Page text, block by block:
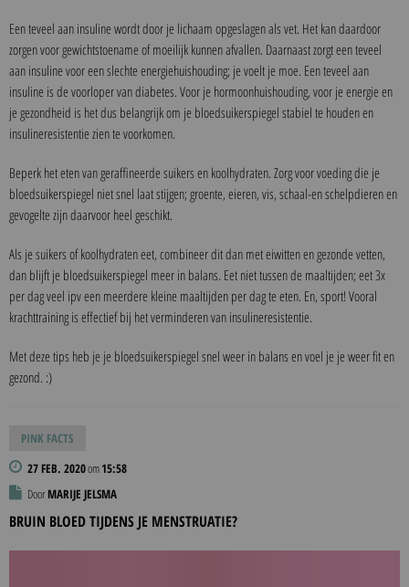
Een teveel aan insuline wordt door je lichaam opgeslagen als vet. Het kan daardoor
zorgen voor gewichtstoename of moeilijk kunnen afvallen. Daarnaast zorgt een teveel
aan insuline voor een slechte energiehuishouding; je voelt je moe. Een teveel aan
insuline is de voorloper van diabetes. Voor je hormoonhuishouding, voor je energie en
je gezondheid is het dus belangrijk om je bloedsuikerspiegel stabiel te houden en
insulineresistentie zien te voorkomen.
Beperk het eten van geraffineerde suikers en koolhydraten. Zorg voor voeding die je
bloedsuikerspiegel niet snel laat stijgen; groente, eieren, vis, schaal-en schelpdieren en
gevogelte zijn daarvoor heel geschikt.
Als je suikers of koolhydraten eet, combineer dit dan met eiwitten en gezonde vetten,
dan blijft je bloedsuikerspiegel meer in balans. Eet niet tussen de maaltijden; eet 3x
per dag veel ipv een meerdere kleine maaltijden per dag te eten. En, sport! Vooral
krachttraining is effectief bij het verminderen van insulineresistentie.
Met deze tips heb je je bloedsuikerspiegel snel weer in balans en voel je je weer fit en
gezond. :)
PINK FACTS
27 FEB. 2020om15:58
DoorMARIJE JELSMA
BRUIN BLOED TIJDENS JE MENSTRUATIE?